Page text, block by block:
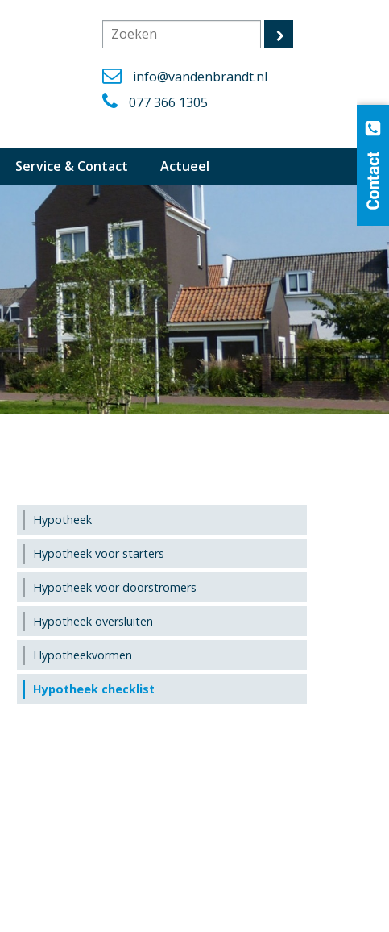
info@vandenbrandt.nl
077 366 1305
Service & Contact Actueel
Hypotheek
Hypotheek voor starters
Hypotheek voor doorstromers
Hypotheek oversluiten
Hypotheekvormen
Hypotheek checklist